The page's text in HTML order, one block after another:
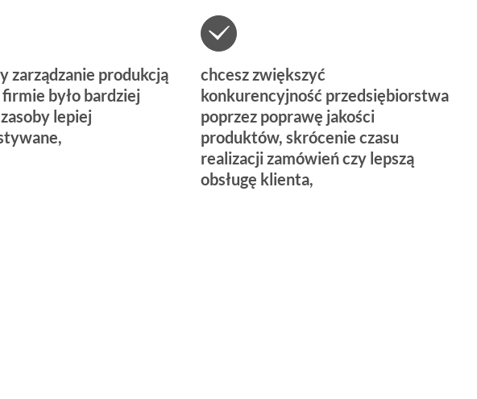
zarządzanie produkcją
było bardziej
lepiej
chcesz zwiększyć
konkurencyjność przedsiębiorstwa
poprzez poprawę jakości
produktów, skrócenie czasu
realizacji zamówień czy lepszą
obsługę klienta,